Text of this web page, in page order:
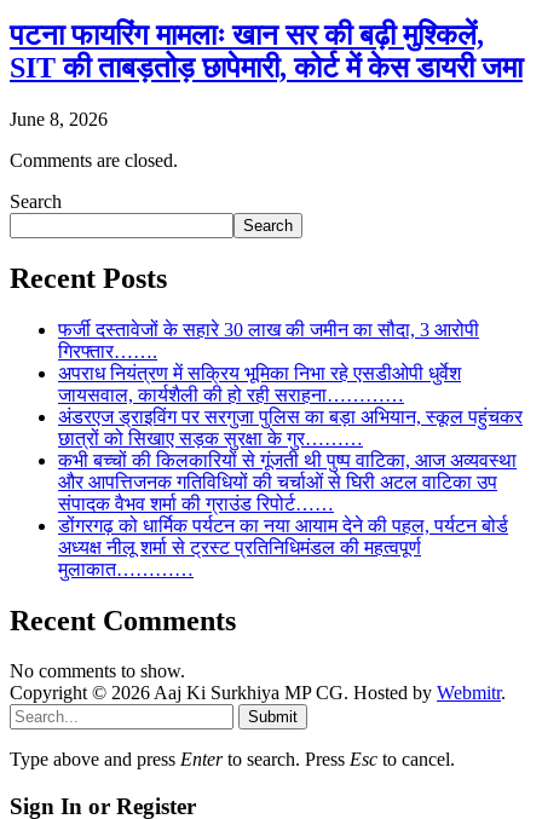
पटना फायरिंग मामलाः खान सर की बढ़ी मुश्किलें,
SIT की ताबड़तोड़ छापेमारी, कोर्ट में केस डायरी जमा
June 8, 2026
Comments are closed.
Search
Search
Recent Posts
फर्जी दस्तावेजों के सहारे 30 लाख की जमीन का सौदा, 3 आरोपी
गिरफ्तार…….
अपराध नियंत्रण में सक्रिय भूमिका निभा रहे एसडीओपी धुर्वेश
जायसवाल, कार्यशैली की हो रही सराहना…………
अंडरएज ड्राइविंग पर सरगुजा पुलिस का बड़ा अभियान, स्कूल पहुंचकर
छात्रों को सिखाए सड़क सुरक्षा के गुर………
कभी बच्चों की किलकारियों से गूंजती थी पुष्प वाटिका, आज अव्यवस्था
और आपत्तिजनक गतिविधियों की चर्चाओं से घिरी अटल वाटिका उप
संपादक वैभव शर्मा की ग्राउंड रिपोर्ट……
डोंगरगढ़ को धार्मिक पर्यटन का नया आयाम देने की पहल, पर्यटन बोर्ड
अध्यक्ष नीलू शर्मा से ट्रस्ट प्रतिनिधिमंडल की महत्वपूर्ण
मुलाकात…………
Recent Comments
No comments to show.
Copyright © 2026 Aaj Ki Surkhiya MP CG. Hosted by Webmitr.
Submit
Type above and press Enterto search. Press Esc to cancel.
Sign In or Register